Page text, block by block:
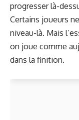
progresser là-
Certains joueurs
niveau-là. Mais
on joue comme
dans la finition.